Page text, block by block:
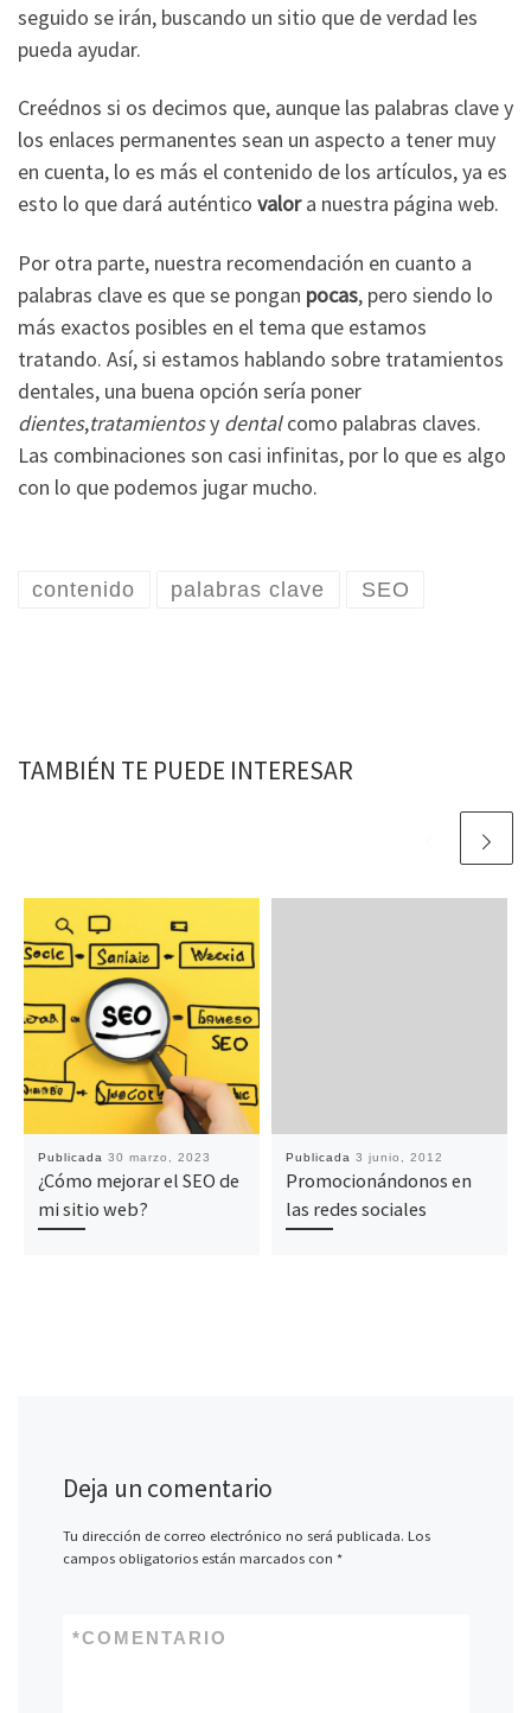
seguido se irán, buscando un sitio que de verdad les
pueda ayudar.
Creédnos si os decimos que, aunque las palabras clave y
los enlaces permanentes sean un aspecto a tener muy
en cuenta, lo es más el contenido de los artículos, ya es
esto lo que dará auténtico valora nuestra página web.
Por otra parte, nuestra recomendación en cuanto a
palabras clave es que se pongan pocas, pero siendo lo
más exactos posibles en el tema que estamos
tratando. Así, si estamos hablando sobre tratamientos
dentales, una buena opción sería poner
dientes,tratamientosy dentalcomo palabras claves.
Las combinaciones son casi infinitas, por lo que es algo
con lo que podemos jugar mucho.
contenido palabras clave SEO
TAMBIÉN TE PUEDE INTERESAR
Publicada 30 marzo, 2023
¿Cómo mejorar el SEO de
mi sitio web?
Publicada 3 junio, 2012
Promocionándonos en
las redes sociales
Deja un comentario
Tu dirección de correo electrónico no será publicada. Los
campos obligatorios están marcados con *
COMENTARIO
*